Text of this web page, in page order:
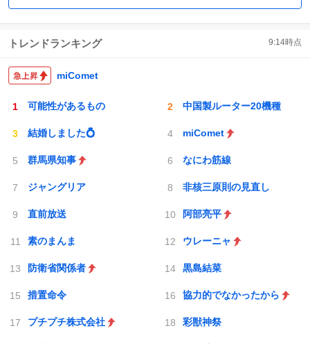
トレンドランキング 9:14時点
miComet
可能性があるもの 中国製ルーター20機種
結婚しました💍 miComet
群馬県知事 なにわ筋線
ジャングリア 非核三原則の見直し
直前放送 阿部亮平
素のまんま ウレーニャ
防衛省関係者 黒島結菜
措置命令 協力的でなかったから
プチプチ株式会社 彩獣神祭